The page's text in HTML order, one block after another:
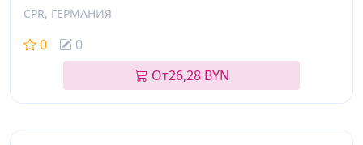
CPR, ГЕРМАНИЯ
0
0
От26,28 BYN